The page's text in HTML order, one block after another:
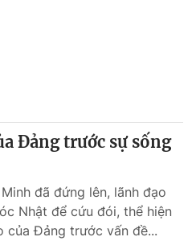
Đảng trước sự sống
đã đứng lên, lãnh đạo
Nhật để cứu đói, thể hiện
của Đảng trước vấn đề...